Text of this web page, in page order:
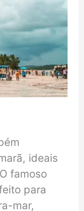
ideais
famoso
para
mar,